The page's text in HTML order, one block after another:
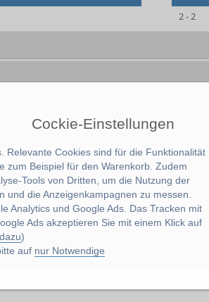
Cockie-Einstellungen
Relevante Cookies sind für die Funktionalität
zum Beispiel für den Warenkorb. Zudem
Tools von Dritten, um die Nutzung der
und die Anzeigenkampagnen zu messen.
Analytics und Google Ads. Das Tracken mit
Ads akzeptieren Sie mit einem Klick auf
)
auf nur Notwendige
2 - 2